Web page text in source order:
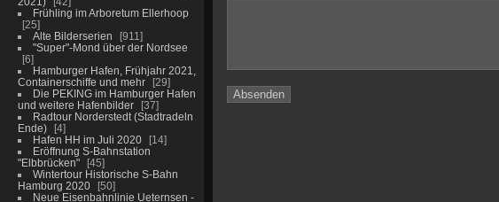
Frühling im Arboretum Ellerhoop
25
Alte Bilderserien
911
"Super"-Mond über der Nordsee
6
Hamburger Hafen, Frühjahr 2021,
Containerschiffe und mehr
29
Die PEKING im Hamburger Hafen
und weitere Hafenbilder
37
Radtour Norderstedt (Stadtradeln
Ende)
4
Hafen HH im Juli 2020
14
Eröffnung S-Bahnstation
"Elbbrücken"
45
Wintertour Historische S-Bahn
Hamburg 2020
50
Neue Eisenbahnlinie Ueternsen -